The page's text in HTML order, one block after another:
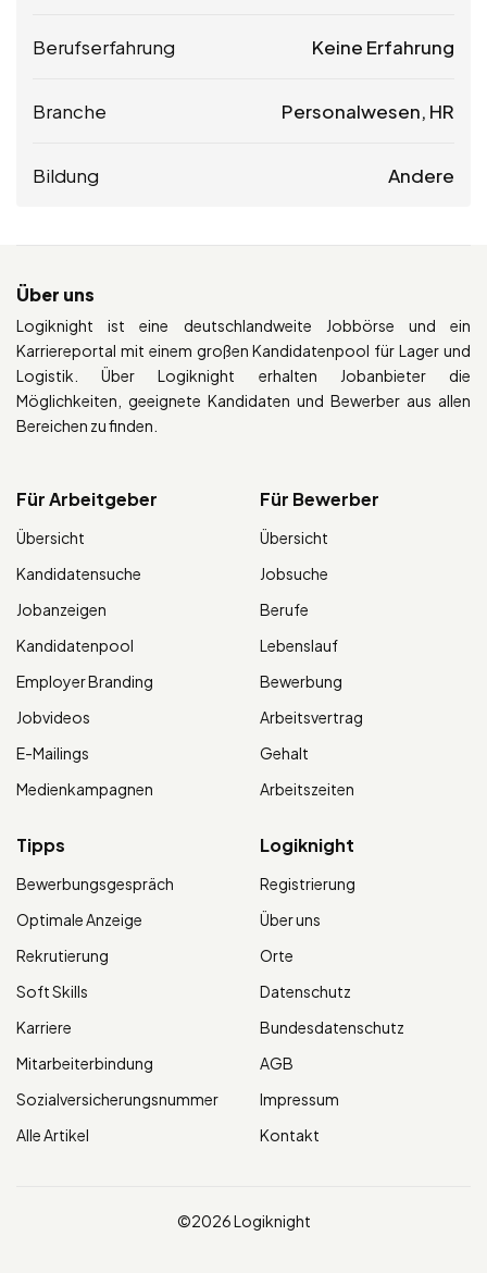
Berufserfahrung Keine Erfahrung
Branche Personalwesen, HR
Bildung Andere
Über uns
Logiknight ist eine deutschlandweite Jobbörse und ein
Karriereportal mit einem großen Kandidatenpool für Lager und
Logistik. Über Logiknight erhalten Jobanbieter die
Möglichkeiten, geeignete Kandidaten und Bewerber aus allen
Bereichen zu finden.
Für Arbeitgeber
Übersicht
Kandidatensuche
Jobanzeigen
Kandidatenpool
Employer Branding
Jobvideos
E-Mailings
Medienkampagnen
Für Bewerber
Übersicht
Jobsuche
Berufe
Lebenslauf
Bewerbung
Arbeitsvertrag
Gehalt
Arbeitszeiten
Tipps
Bewerbungsgespräch
Optimale Anzeige
Rekrutierung
Soft Skills
Karriere
Mitarbeiterbindung
Sozialversicherungsnummer
Alle Artikel
Logiknight
Registrierung
Über uns
Orte
Datenschutz
Bundesdatenschutz
AGB
Impressum
Kontakt
©2026 Logiknight